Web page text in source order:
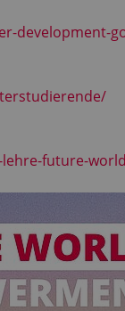
development-
future-